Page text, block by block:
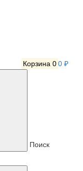
Корзина 00 ₽
Поиск